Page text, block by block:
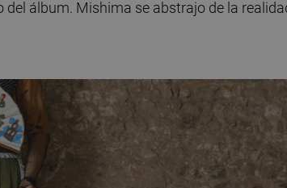
álbum. Mishima se abstrajo de la